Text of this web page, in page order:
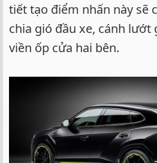
tiết tạo điểm nhấn này sẽ
chia gió đầu xe, cánh lướt
viền ốp cửa hai bên.